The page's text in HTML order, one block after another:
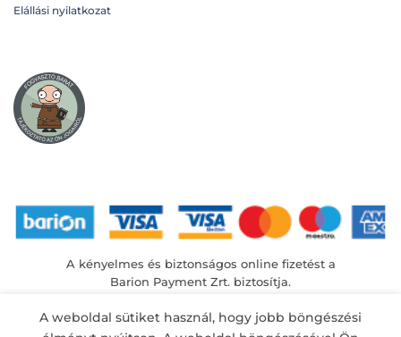
Elállási nyilatkozat
A kényelmes és biztonságos online fizetést a
Barion Payment Zrt. biztosítja.
A weboldal sütiket használ, hogy jobb böngészési